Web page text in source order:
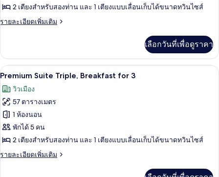
Breakfast
for
3)
ดี
ลัก
ทริปเปิล
(Breakfast
for
3)
2 เตียงสำหรับสองท่าน และ 1 เตียงแบบเลื่อนเก็บได้ขนาดทวินไซส์
รายละเอียดเพิ่มเติม
ราย
เกี่ยว
กับ
ห้อง
ลัก
ซ์
ทริปเปิล
(Breakfast
for
3)
เลือกวันที่เพื่อดูราคา
เปิด
ภาพถ่าย
ทั้งหมด
ของ
Premium
Suite
Triple,
Breakfast
ตู้นิรภัยในห้องพัก, โต๊ะทำงาน, พื้นที่ท
12
Premium Suite Triple, Breakfast for 3
วิวเมือง
57 ตารางเมตร
1 ห้องนอน
พักได้ 5 คน
2 เตียงสำหรับสองท่าน และ 1 เตียงแบบเลื่อนเก็บได้ขนาดทวินไซส์
รายละเอียดเพิ่มเติม
ราย